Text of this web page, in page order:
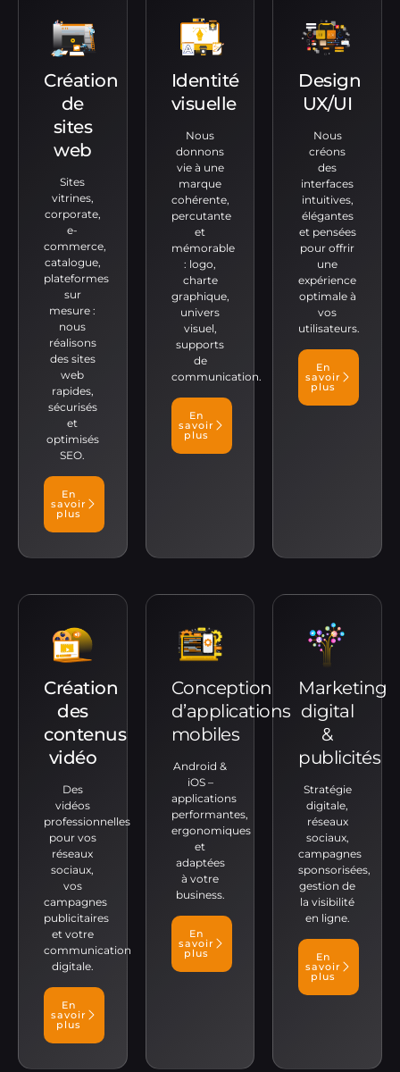
Création
de
sites
web
Sites
vitrines,
corporate,
e-
commerce,
catalogue,
plateformes
sur
mesure :
nous
réalisons
des sites
web
rapides,
sécurisés
et
optimisés
SEO.
En
savoir
plus
Identité
visuelle
Nous
donnons
vie à une
marque
cohérente,
percutante
et
mémorable
: logo,
charte
graphique,
univers
visuel,
supports
de
communication.
En
savoir
plus
Design
UX/UI
Nous
créons
des
interfaces
intuitives,
élégantes
et pensées
pour offrir
une
expérience
optimale à
vos
utilisateurs.
En
savoir
plus
Création
des
contenus
vidéo
Des
vidéos
professionnelles
pour vos
réseaux
sociaux,
vos
campagnes
publicitaires
et votre
communication
digitale.
En
savoir
plus
Conception
d’applications
mobiles
Android &
iOS –
applications
performantes,
ergonomiques
et
adaptées
à votre
business.
En
savoir
plus
Marketing
digital
&
publicités
Stratégie
digitale,
réseaux
sociaux,
campagnes
sponsorisées,
gestion de
la visibilité
en ligne.
En
savoir
plus